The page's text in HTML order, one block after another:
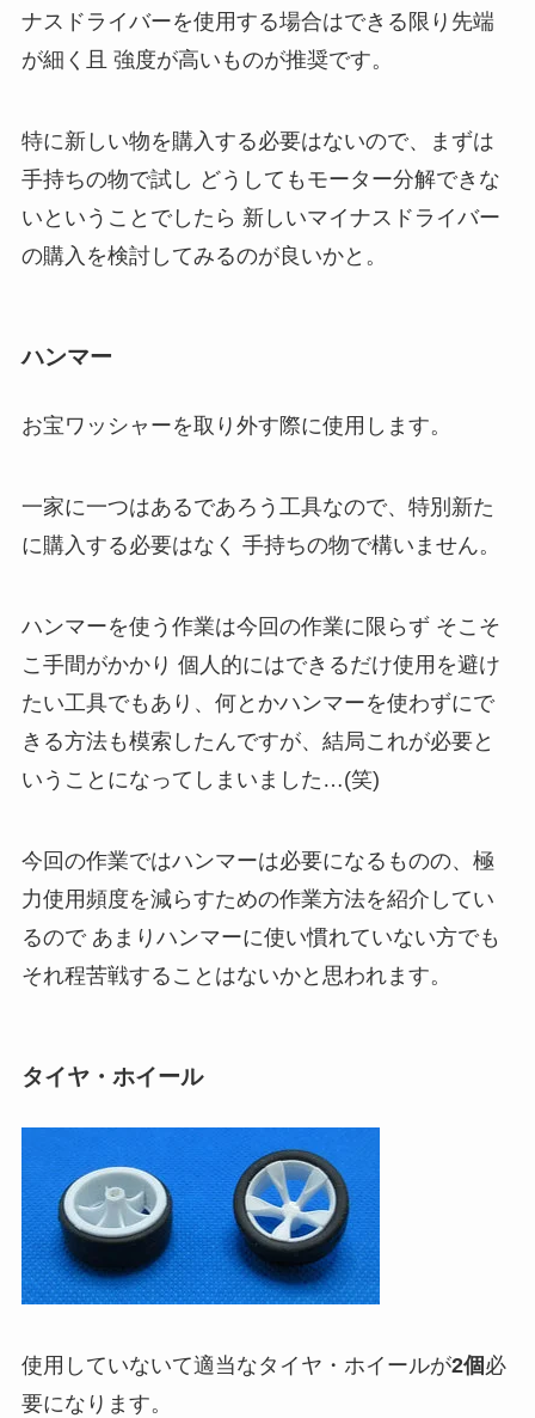
ナスドライバーを使用する場合はできる限り先端
が細く且 強度が高いものが推奨です。
特に新しい物を購入する必要はないので、まずは
手持ちの物で試し どうしてもモーター分解できな
いということでしたら 新しいマイナスドライバー
の購入を検討してみるのが良いかと。
ハンマー
お宝ワッシャーを取り外す際に使用します。
一家に一つはあるであろう工具なので、特別新た
に購入する必要はなく 手持ちの物で構いません。
ハンマーを使う作業は今回の作業に限らず そこそ
こ手間がかかり 個人的にはできるだけ使用を避け
たい工具でもあり、何とかハンマーを使わずにで
きる方法も模索したんですが、結局これが必要と
いうことになってしまいました…(笑)
今回の作業ではハンマーは必要になるものの、極
力使用頻度を減らすための作業方法を紹介してい
るので あまりハンマーに使い慣れていない方でも
それ程苦戦することはないかと思われます。
タイヤ・ホイール
使用していないて適当なタイヤ・ホイールが2個 必
要になります。